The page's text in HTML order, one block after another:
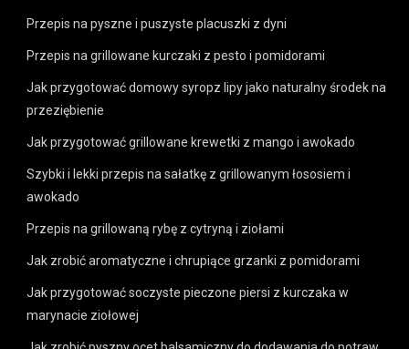
Przepis na pyszne i puszyste placuszki z dyni
Przepis na grillowane kurczaki z pesto i pomidorami
Jak przygotować domowy syropz lipy jako naturalny środek na
przeziębienie
Jak przygotować grillowane krewetki z mango i awokado
Szybki i lekki przepis na sałatkę z grillowanym łososiem i
awokado
Przepis na grillowaną rybę z cytryną i ziołami
Jak zrobić aromatyczne i chrupiące grzanki z pomidorami
Jak przygotować soczyste pieczone piersi z kurczaka w
marynacie ziołowej